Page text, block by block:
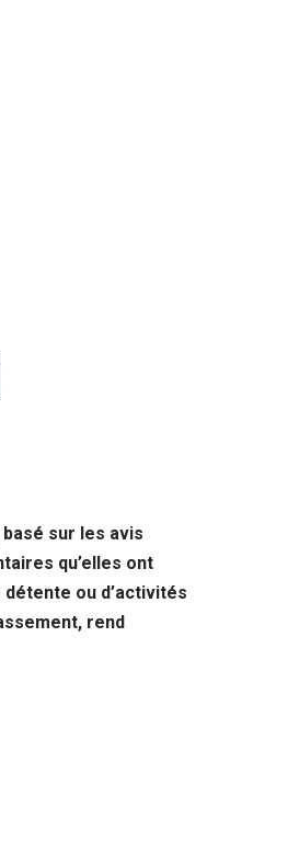
sur les avis
qu’elles ont
ou d’activités
rend